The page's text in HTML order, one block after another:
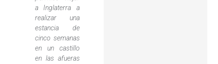
a Inglaterra a
realizar una
estancia de
cinco semanas
en un castillo
en las afueras